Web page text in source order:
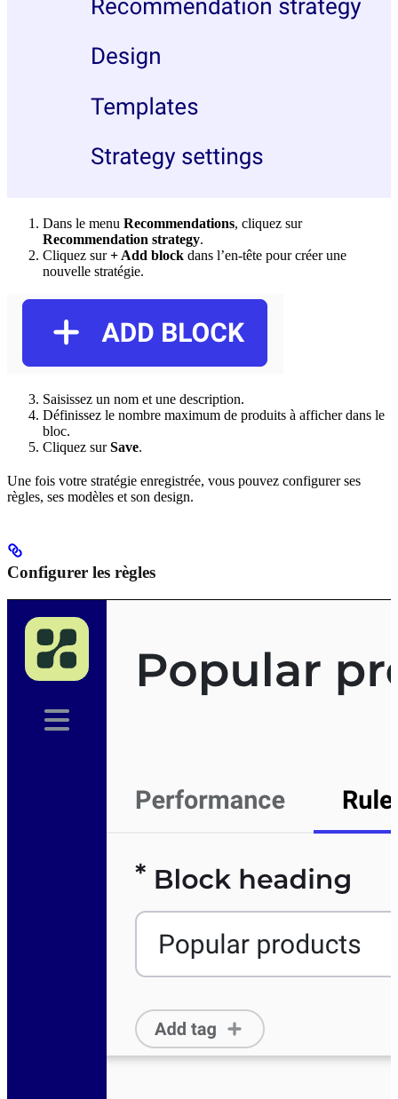
Dans le menu Recommendations, cliquez sur
Recommendation strategy.
Cliquez sur+ Add block dans l’en-tête pour créer une
nouvelle stratégie.
Saisissez un nom et une description.
Définissez le nombre maximum de produits à afficher dans le
bloc.
Cliquez surSave.
Une fois votre stratégie enregistrée, vous pouvez configurer ses
règles, ses modèles et son design.
Configurer les règles